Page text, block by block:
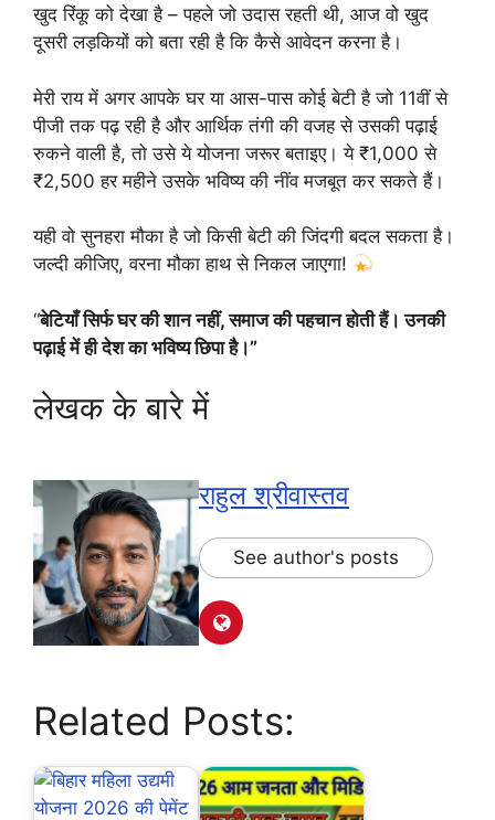
खुद रिंकू को देखा है – पहले जो उदास रहती थी, आज वो खुद
दूसरी लड़कियों को बता रही है कि कैसे आवेदन करना है।
मेरी राय में अगर आपके घर या आस-पास कोई बेटी है जो 11वीं से
पीजी तक पढ़ रही है और आर्थिक तंगी की वजह से उसकी पढ़ाई
रुकने वाली है, तो उसे ये योजना जरूर बताइए। ये ₹1,000 से
₹2,500 हर महीने उसके भविष्य की नींव मजबूत कर सकते हैं।
यही वो सुनहरा मौका है जो किसी बेटी की जिंदगी बदल सकता है।
जल्दी कीजिए, वरना मौका हाथ से निकल जाएगा!
“बेटियाँ सिर्फ घर की शान नहीं, समाज की पहचान होती हैं। उनकी
पढ़ाई में ही देश का भविष्य छिपा है।”
लेखक के बारे में
राहुल श्रीवास्तव
See author's posts
Related Posts: